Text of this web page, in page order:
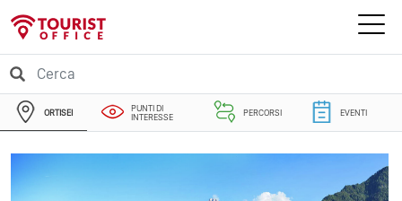
ORTISEI
PUNTI DI
INTERESSE
PERCORSI EVENTI